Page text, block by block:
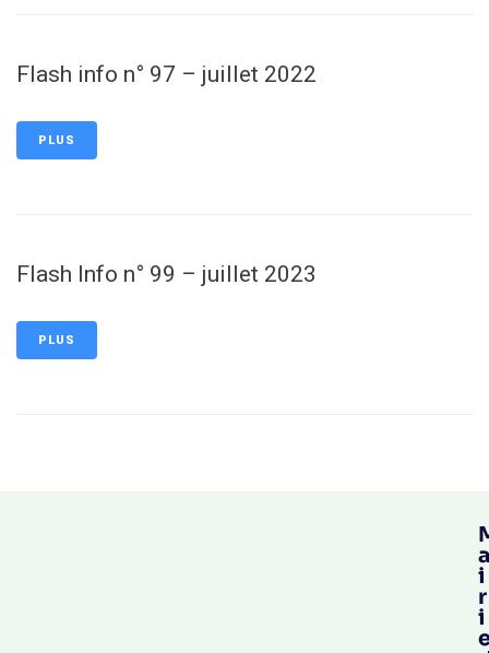
Flash info n° 97 – juillet 2022
PLUS
Flash Info n° 99 – juillet 2023
PLUS
a
i
r
i